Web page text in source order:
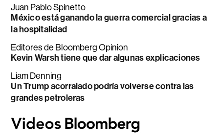
Juan Pablo Spinetto
México está ganando la guerra comercial gracias a
la hospitalidad
Editores de Bloomberg Opinion
Kevin Warsh tiene que dar algunas explicaciones
Liam Denning
Un Trump acorralado podría volverse contra las
grandes petroleras